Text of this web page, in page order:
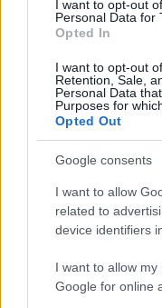
I want to opt-out
Personal Data for
Opted In
I want to opt-out
Retention, Sale,
Personal Data
Purposes for
Opted Out
Google consents
I want to allow
related to
device identifiers
I want to allow
Google for online
üzleti szoftvereket és
amelyek segítséget
szervezeteknek az üzleti
felállítása, amely
változásokhoz történõ
alkalmazkodást.
of-class\" pénzügyi
fejlesztettek ki, hogy
alkalmazáshoz
pénzügyi átláthatóságot
az üzleti folyamatok és
és több alkalmazásból
információmenedzsment
mentes választást jelent
folyamatkontrollhoz és
teljes kontroll alatt
gyártási folyamatait, a
jelentéskészítést,